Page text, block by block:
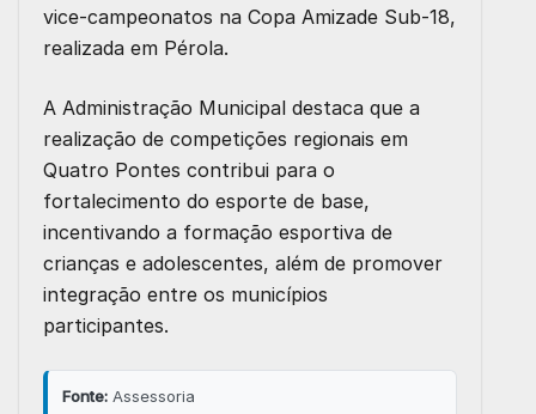
vice-campeonatos na Copa Amizade Sub-18,
realizada em Pérola.
A Administração Municipal destaca que a
realização de competições regionais em
Quatro Pontes contribui para o
fortalecimento do esporte de base,
incentivando a formação esportiva de
crianças e adolescentes, além de promover
integração entre os municípios
participantes.
Fonte: Assessoria